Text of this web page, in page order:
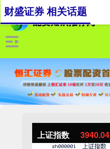
上证指数 3940.04
财盛证券 相关话题